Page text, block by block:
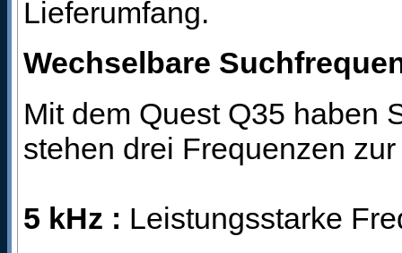
Lieferumfang.
Wechselbare
Mit dem Quest Q35 haben
stehen drei Frequenzen
5 kHz : Leistungsstarke